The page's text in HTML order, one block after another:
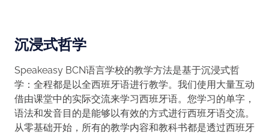
沉浸式哲学
Speakeasy BCN语言学校的教学方法是基于沉浸式哲
学：全程都是以全西班牙语进行教学。我们使用大量互动
借由课堂中的实际交流来学习西班牙语。您学习的单字，
语法和发音目的是能够以有效的方式进行西班牙语交流。
从零基础开始，所有的教学内容和教科书都是透过西班牙